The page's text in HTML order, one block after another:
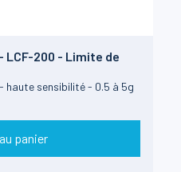
200 - Limite de
haute sensibilité - 0.5 à 5g
panier